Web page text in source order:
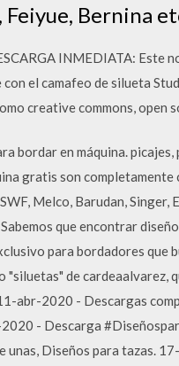
Feiyue, Bernina
INMEDIATA: Este
el camafeo de silueta
creative commons, open
en máquina.
gratis son
Melco, Barudan,
que encontrar
para bordadores
de cardeaalvarez,
abr-2020 - Descargas
- Descarga
unas, Diseños para tazas.